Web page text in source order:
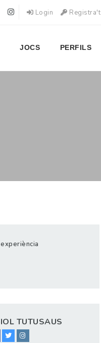
Login Registra't
JOCS PERFILS
TUTUSAUS